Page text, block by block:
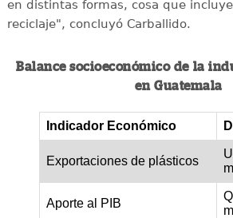
en distintas formas, cosa que
reciclaje", concluyó Carballido.
Balance socioeconómico de la
en Guatemala
Indicador Económico
Exportaciones de plásticos
Aporte al PIB